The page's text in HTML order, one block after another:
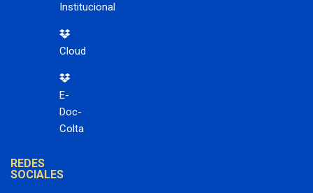
Institucional
Cloud
E-
Doc-
Colta
REDES
SOCIALES